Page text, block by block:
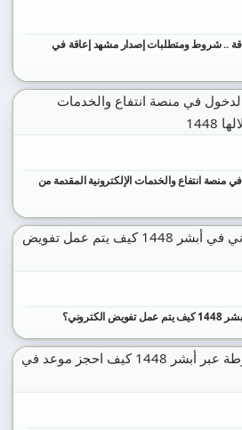
.. شروط ومتطلبات إصدار مشهد إعاقة في
انتفاع والخدمات الإلكترونية المقدمة من